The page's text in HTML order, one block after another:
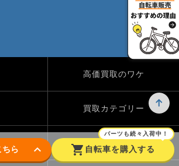
ちら keyboard_arrow_down shopping_cart
パーツも続々入荷中！
自転車を購入する
高価買取のワケ
買取カテゴリー
自転車のコラム